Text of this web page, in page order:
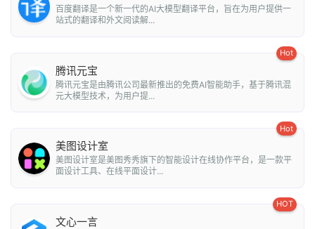
百度翻译是一个新一代的AI大模型翻译平台，旨在为用户提供一
站式的翻译和外文阅读解...
Hot
腾讯元宝
腾讯元宝是由腾讯公司最新推出的免费AI智能助手，基于腾讯混
元大模型技术，为用户提...
Hot
美图设计室
美图设计室是美图秀秀旗下的智能设计在线协作平台，是一款平
面设计工具、在线平面设计...
HOT
文心一言